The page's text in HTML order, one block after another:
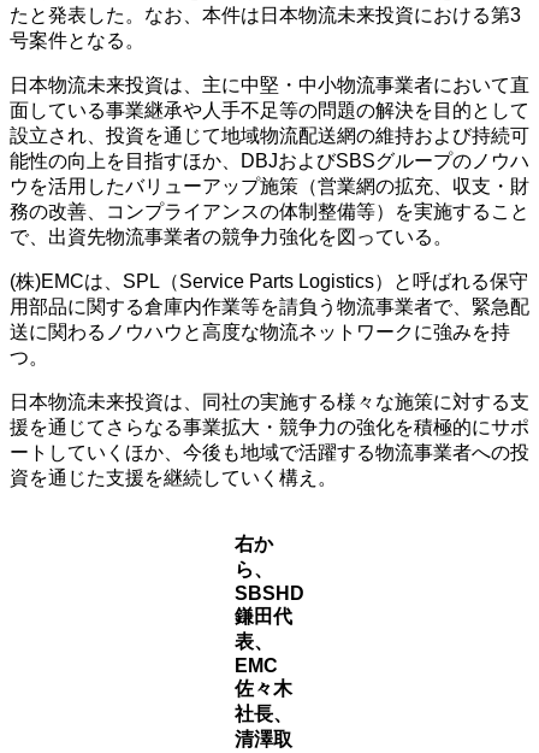
たと発表した。なお、本件は日本物流未来投資における第3
号案件となる。
日本物流未来投資は、主に中堅・中小物流事業者において直
面している事業継承や人手不足等の問題の解決を目的として
設立され、投資を通じて地域物流配送網の維持および持続可
能性の向上を目指すほか、DBJおよびSBSグループのノウハ
ウを活用したバリューアップ施策（営業網の拡充、収支・財
務の改善、コンプライアンスの体制整備等）を実施すること
で、出資先物流事業者の競争力強化を図っている。
(株)EMCは、SPL（Service Parts Logistics）と呼ばれる保守
用部品に関する倉庫内作業等を請負う物流事業者で、緊急配
送に関わるノウハウと高度な物流ネットワークに強みを持
つ。
日本物流未来投資は、同社の実施する様々な施策に対する支
援を通じてさらなる事業拡大・競争力の強化を積極的にサポ
ートしていくほか、今後も地域で活躍する物流事業者への投
資を通じた支援を継続していく構え。
右か
ら、
SBSHD
鎌田代
表、
EMC
佐々木
社長、
清澤取